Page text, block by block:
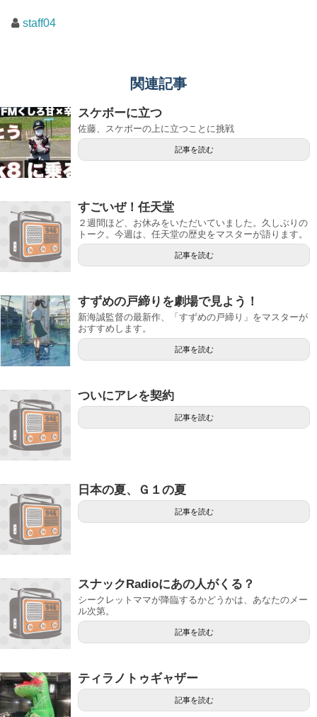
staff04
関連記事
スケボーに立つ
佐藤、スケボーの上に立つことに挑戦
記事を読む
すごいぜ！任天堂
２週間ほど、お休みをいただいていました。久しぶりの
トーク。今週は、任天堂の歴史をマスターが語ります。
記事を読む
すずめの戸締りを劇場で見よう！
新海誠監督の最新作、「すずめの戸締り」をマスターが
おすすめします。
記事を読む
ついにアレを契約
記事を読む
日本の夏、Ｇ１の夏
記事を読む
スナックRadioにあの人がくる？
シークレットママが降臨するかどうかは、あなたのメー
ル次第。
記事を読む
ティラノトゥギャザー
記事を読む